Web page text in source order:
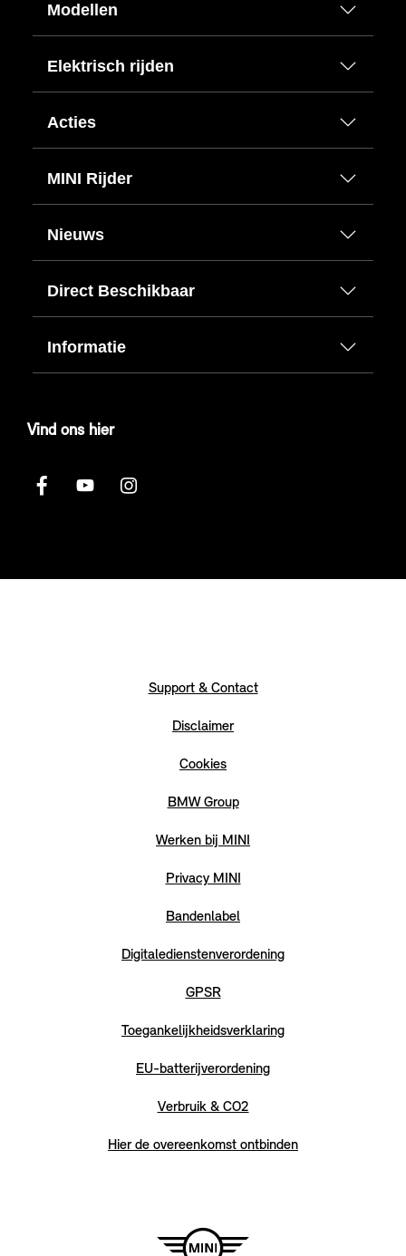
Modellen
Elektrisch rijden
Acties
MINI Rijder
Nieuws
Direct Beschikbaar
Informatie
Vind ons hier
Support & Contact
Disclaimer
Cookies
BMW Group
Werken bij MINI
Privacy MINI
Bandenlabel
Digitaledienstenverordening
GPSR
Toegankelijkheidsverklaring
EU-batterijverordening
Verbruik & CO2
Hier de overeenkomst ontbinden